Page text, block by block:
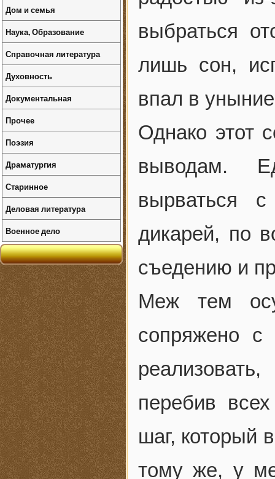
выбраться
лишь сон,
впал в
Однако этот
выводам.
вырваться
дикарей, по
съедению и
Меж тем
сопряжено с
перебив
шаг, который
тому же, у
Дом и семья
Наука, Образование
Справочная литература
Духовность
Документальная
Прочее
Поэзия
Драматургия
Старинное
Деловая литература
Военное дело